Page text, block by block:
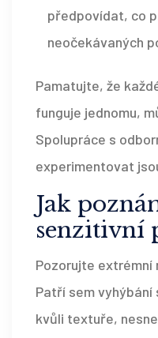
předpovídat, co
neočekávaných
Pamatujte, že
funguje jednomu,
Spolupráce s
experimentovat
Jak
senzitivní
Pozorujte extrémní
Patří sem
kvůli textuře,